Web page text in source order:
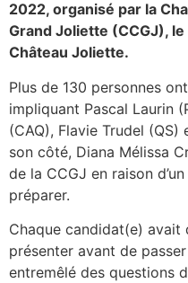
2022, organisé par la
Grand Joliette (CCGJ),
Château Joliette.
Plus de 130 personnes
impliquant Pascal Laurin
(CAQ), Flavie Trudel (QS)
son côté, Diana Mélissa
de la CCGJ en raison
préparer.
Chaque candidat(e) avait
présenter avant de
entremêlé des questions